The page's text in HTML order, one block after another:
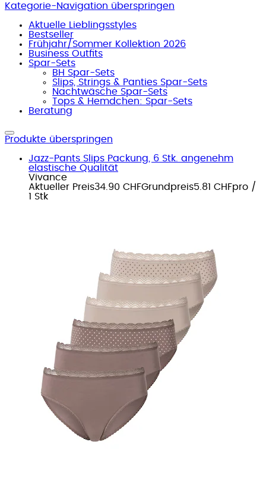
Kategorie-Navigation überspringen
Aktuelle Lieblingsstyles
Bestseller
Frühjahr/Sommer Kollektion 2026
Business Outfits
Spar-Sets
BH Spar-Sets
Slips, Strings & Panties Spar-Sets
Nachtwäsche Spar-Sets
Tops & Hemdchen: Spar-Sets
Beratung
Produkte überspringen
Jazz-Pants Slips Packung, 6 Stk. angenehm
elastische Qualität
Vivance
Aktueller Preis34.90 CHFGrundpreis5.81 CHFpro /
1 Stk